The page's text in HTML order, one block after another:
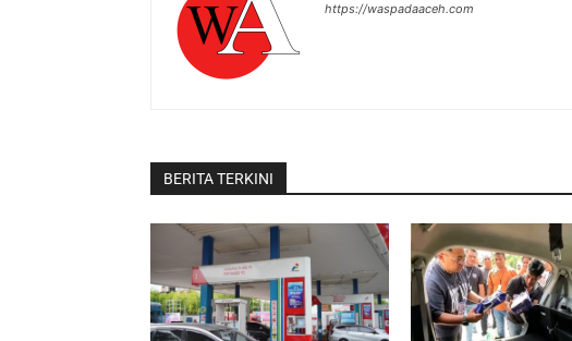
https://waspadaaceh.com
BERITA TERKINI